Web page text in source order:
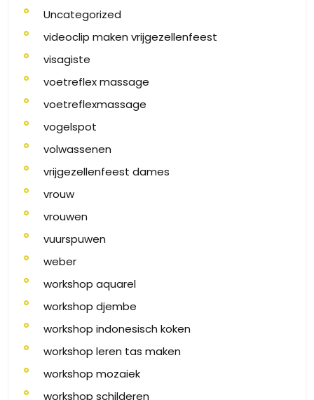
Uncategorized
videoclip maken vrijgezellenfeest
visagiste
voetreflex massage
voetreflexmassage
vogelspot
volwassenen
vrijgezellenfeest dames
vrouw
vrouwen
vuurspuwen
weber
workshop aquarel
workshop djembe
workshop indonesisch koken
workshop leren tas maken
workshop mozaiek
workshop schilderen